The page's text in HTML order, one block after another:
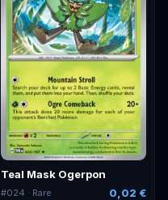
Teal Mask Ogerpon
#024 · Rare 0,02 €